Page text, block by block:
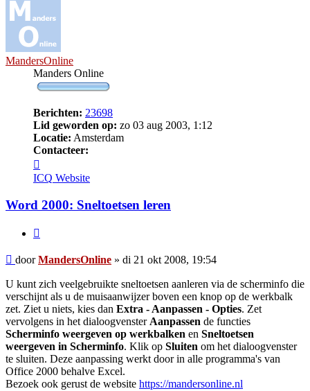
MandersOnline
Manders Online
Berichten: 23698
Lid geworden op: zo 03 aug 2003, 1:12
Locatie: Amsterdam
Contacteer:
MandersOnline
ICQ Website
Word 2000: Sneltoetsen leren
Bericht
doorMandersOnline » di 21 okt 2008, 19:54
U kunt zich veelgebruikte sneltoetsen aanleren via de scherminfo die
verschijnt als u de muisaanwijzer boven een knop op de werkbalk
zet. Ziet u niets, kies dan Extra - Aanpassen - Opties. Zet
vervolgens in het dialoogvenster Aanpassen de functies
Scherminfo weergeven op werkbalken en Sneltoetsen
weergeven in Scherminfo. Klik op Sluiten om het dialoogvenster
te sluiten. Deze aanpassing werkt door in alle programma's van
Office 2000 behalve Excel.
Bezoek ook gerust de website https://mandersonline.nl